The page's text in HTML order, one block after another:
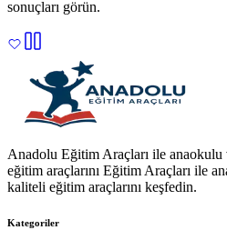
sonuçları görün.
Anadolu Eğitim Araçları ile
eğitim araçlarını Eğitim Araçları ile
kaliteli eğitim araçlarını keşfedin.
Kategoriler